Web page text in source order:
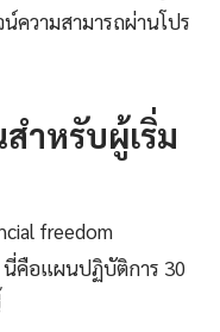
ความสามารถผ่านโปร
ำหรับผู้เริ่ม
freedom
นี่คือแผนปฏิบัติการ 30